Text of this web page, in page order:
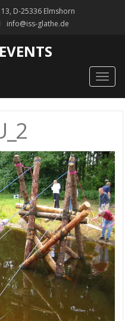
D-25336 Elmshorn
info@iss-glathe.de